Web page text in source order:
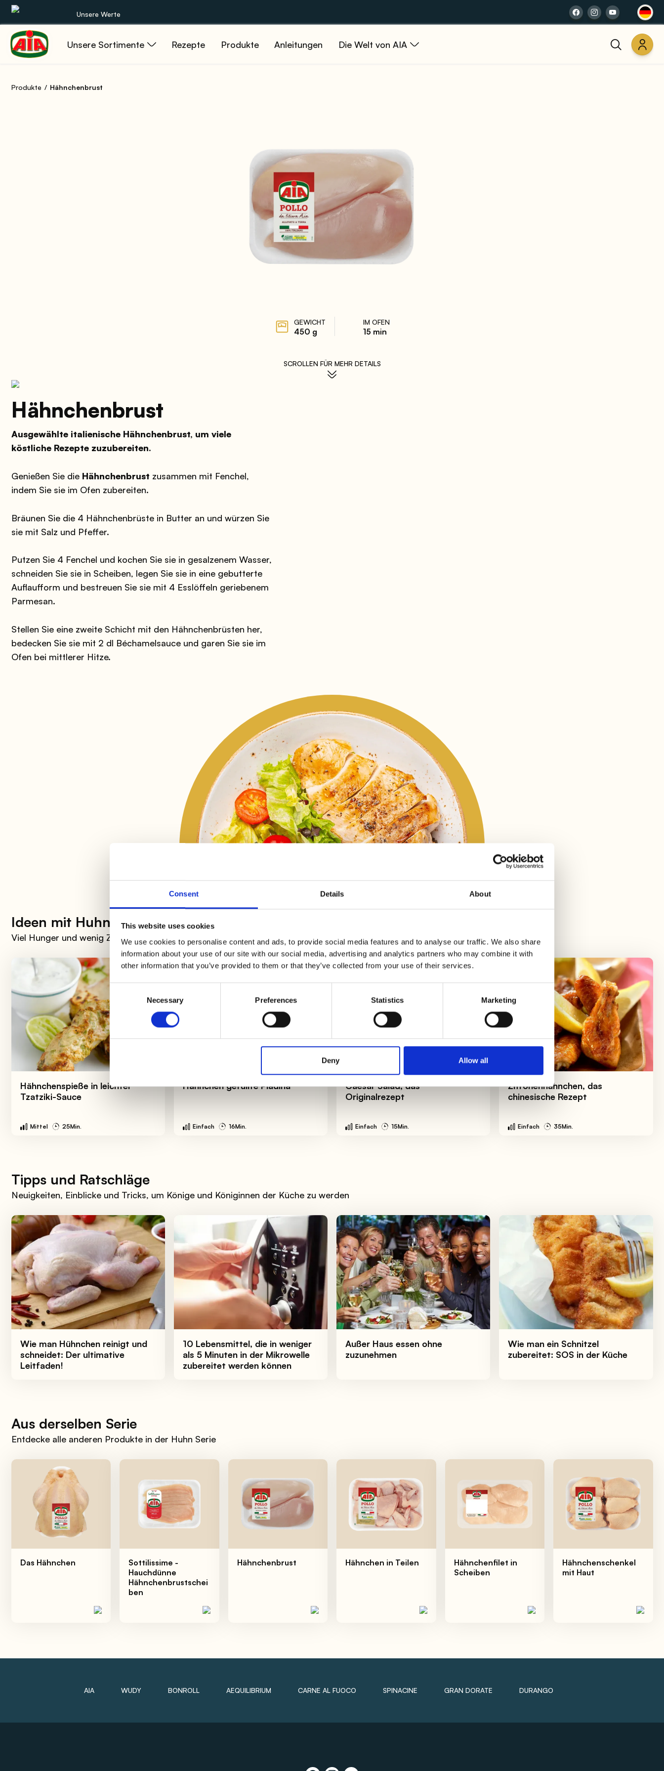
Consent Details About
This website uses cookies
We use cookies to personalise content and ads, to provide social media features and to analyse our traffic. We also share
information about your use of our site with our social media, advertising and analytics partners who may combine it with
other information that you’ve provided to them or that they’ve collected from your use of their services.
Consent
Selection
Necessary Preferences Statistics Marketing
Deny Allow all
Unsere Werte
Unsere Sortimente Rezepte Produkte Anleitungen Die Welt von AIA
Unsere Sortimente
Produkte Hähnchenbrust
GEWICHT
450 g
IM OFEN
15 min
SCROLLEN FÜR MEHR DETAILS
Hähnchenbrust
Ausgewählte italienische Hähnchenbrust, um viele
köstliche Rezepte zuzubereiten.
Genießen Sie die Hähnchenbrust zusammen mit Fenchel,
indem Sie sie im Ofen zubereiten.
Bräunen Sie die 4 Hähnchenbrüste in Butter an und würzen Sie
sie mit Salz und Pfeffer.
Putzen Sie 4 Fenchel und kochen Sie sie in gesalzenem Wasser,
schneiden Sie sie in Scheiben, legen Sie sie in eine gebutterte
Auflaufform und bestreuen Sie sie mit 4 Esslöffeln geriebenem
Parmesan.
Stellen Sie eine zweite Schicht mit den Hähnchenbrüsten her,
bedecken Sie sie mit 2 dl Béchamelsauce und garen Sie sie im
Ofen bei mittlerer Hitze.
Ideen mit Huhn
Viel Hunger und wenig Zeit? Hier ist eine Auswahl an Rezepten, um dir das Leben in der Küche zu erleichtern!
Hähnchenspieße in leichter
Tzatziki-Sauce
Mittel 25Min.
Hähnchen gefüllte Piadina
Einfach 16Min.
Caesar Salad, das
Originalrezept
Einfach 15Min.
Zitronenhähnchen, das
chinesische Rezept
Einfach 35Min.
Tipps und Ratschläge
Neuigkeiten, Einblicke und Tricks, um Könige und Königinnen der Küche zu werden
Wie man Hühnchen reinigt und
schneidet: Der ultimative
Leitfaden!
10 Lebensmittel, die in weniger
als 5 Minuten in der Mikrowelle
zubereitet werden können
Außer Haus essen ohne
zuzunehmen
Wie man ein Schnitzel
zubereitet: SOS in der Küche
Aus derselben Serie
Entdecke alle anderen Produkte in der Huhn Serie
Das Hähnchen
Sottilissime -
Hauchdünne
Hähnchenbrustschei
ben
Hähnchenbrust Hähnchen in Teilen
Hähnchenfilet in
Scheiben
Hähnchenschenkel
mit Haut
AIA WUDY BONROLL AEQUILIBRIUM CARNE AL FUOCO SPINACINE GRAN DORATE DURANGO